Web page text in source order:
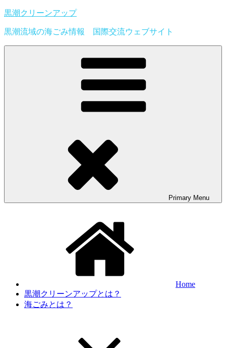
Skip
content
黒潮クリーンアップ
黒潮流域の海ごみ情報 国際交流ウェブサイト
Primary Menu
Home
黒潮クリーンアップとは？
海ごみとは？